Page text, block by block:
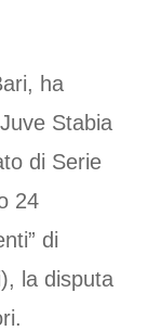
ha
Stabia
di Serie
24
di
la disputa